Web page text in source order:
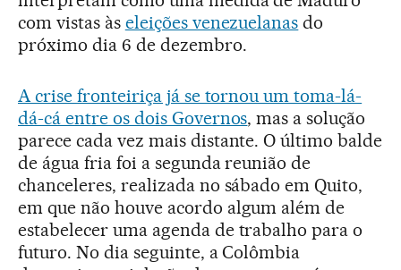
com vistas às eleições venezuelanas do
próximo dia 6 de dezembro.
A crise fronteiriça já se tornou um toma-lá-
dá-cá entre os dois Governos, mas a solução
parece cada vez mais distante. O último balde
de água fria foi a segunda reunião de
chanceleres, realizada no sábado em Quito,
em que não houve acordo algum além de
estabelecer uma agenda de trabalho para o
futuro. No dia seguinte, a Colômbia